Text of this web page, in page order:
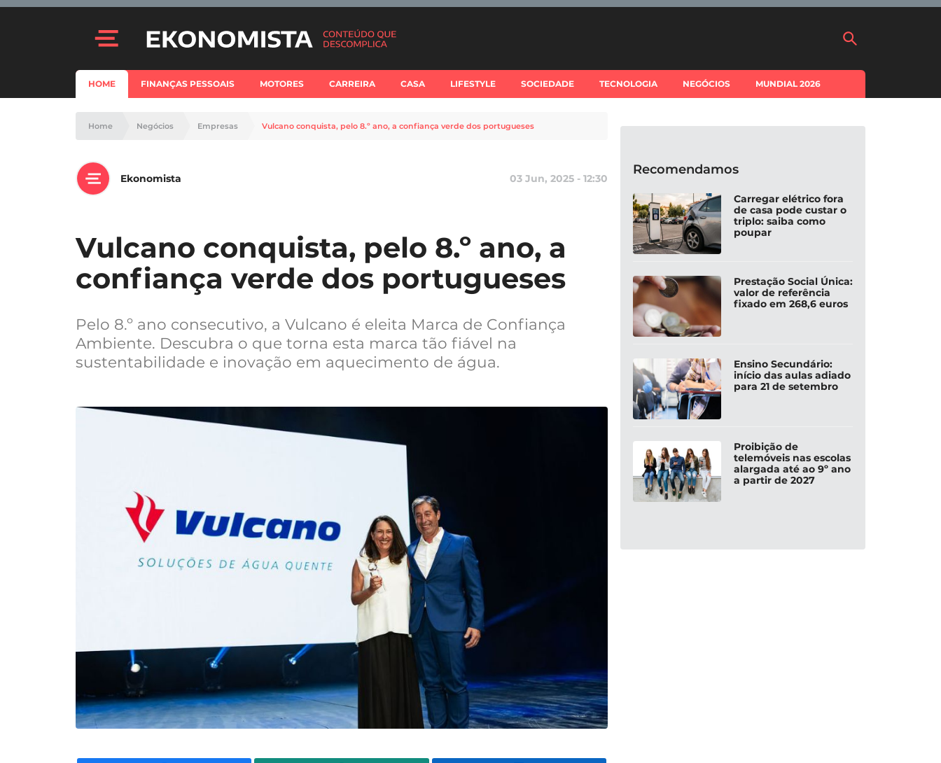
HOME FINANÇAS PESSOAIS MOTORES CARREIRA CASA LIFESTYLE SOCIEDADE TECNOLOGIA NEGÓCIOS MUNDIAL 2026
Home Negócios Empresas Vulcano conquista, pelo 8.º ano, a confiança verde dos portugueses
Ekonomista 03 Jun, 2025 - 12:30
Vulcano conquista, pelo 8.º ano, a
confiança verde dos portugueses
Pelo 8.º ano consecutivo, a Vulcano é eleita Marca de Confiança
Ambiente. Descubra o que torna esta marca tão fiável na
sustentabilidade e inovação em aquecimento de água.
Recomendamos
Carregar elétrico fora
de casa pode custar o
triplo: saiba como
poupar
Prestação Social Única:
valor de referência
fixado em 268,6 euros
Ensino Secundário:
início das aulas adiado
para 21 de setembro
Proibição de
telemóveis nas escolas
alargada até ao 9º ano
a partir de 2027